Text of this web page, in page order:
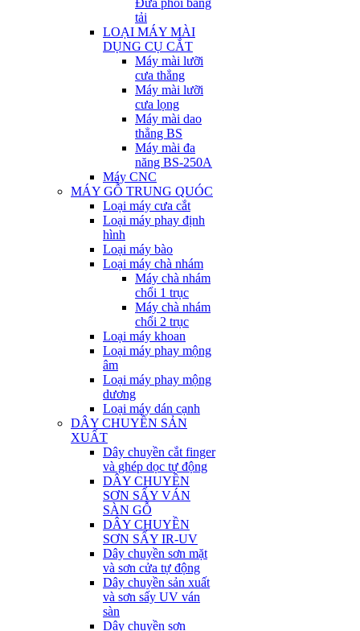
Đưa phôi băng
tải
LOẠI MÁY MÀI
DỤNG CỤ CẮT
Máy mài lưỡi
cưa thẳng
Máy mài lưỡi
cưa lọng
Máy mài dao
thẳng BS
Máy mài đa
năng BS-250A
Máy CNC
MÁY GỖ TRUNG QUÓC
Loại máy cưa cắt
Loại máy phay định
hình
Loại máy bào
Loại máy chà nhám
Máy chà nhám
chổi 1 trục
Máy chà nhám
chổi 2 trục
Loại máy khoan
Loại máy phay mộng
âm
Loại máy phay mộng
dương
Loại máy dán cạnh
DÂY CHUYỀN SẢN
XUẤT
Dây chuyền cắt finger
và ghép dọc tự động
DÂY CHUYỀN
SƠN SẤY VÁN
SÀN GỖ
DÂY CHUYỀN
SƠN SẤY IR-UV
Dây chuyền sơn mặt
và sơn cửa tự động
Dây chuyền sản xuất
và sơn sấy UV ván
sàn
Dây chuyền sơn